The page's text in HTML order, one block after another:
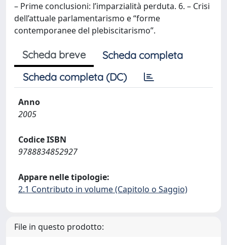
– Prime conclusioni: l’imparzialità perduta. 6. – Crisi
dell’attuale parlamentarismo e “forme
contemporanee del plebiscitarismo”.
Scheda breve
Scheda completa
Scheda completa (DC)
Anno
2005
Codice ISBN
9788834852927
Appare nelle tipologie:
2.1 Contributo in volume (Capitolo o Saggio)
File in questo prodotto: